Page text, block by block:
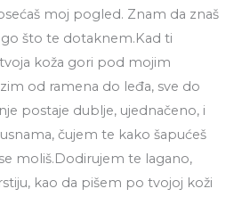
moj pogled. Znam da znaš
što te dotaknem.Kad ti
koža gori pod mojim
od ramena do leđa, sve do
postaje dublje, ujednačeno, i
čujem te kako šapućeš
moliš.Dodirujem te lagano,
kao da pišem po tvojoj koži